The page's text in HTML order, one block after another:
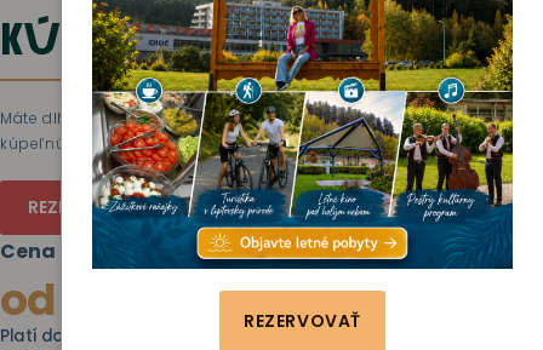
REZERVOVAŤ
KÚPEĽNÁ LIEČBA A
Máte dlhodobo zdravotný problém? Aj vy možno máte nárok na
kúpeľnú liečbu. Informujte sa u svojho lekára.
REZERVUJTE SI KÚPEĽNÚ LIEČBU TELEFONICKY ALEBO
Cena pobytu od
od 21 €
Platí do 31.10.2026